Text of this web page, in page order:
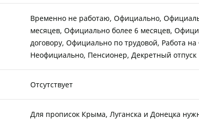
Временно не работаю, Официально,
месяцев, Официально более 6 месяцев,
договору, Официально по трудовой, Работа
Неофициально, Пенсионер, Декретный отпуск
Отсутствует
Для прописок Крыма, Луганска и Донецка